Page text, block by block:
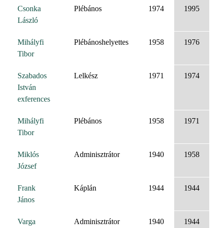
Csonka
László
Plébános 1974 1995
Mihályfi
Tibor
Plébánoshelyettes 1958 1976
Szabados
István
exferences
Lelkész 1971 1974
Mihályfi
Tibor
Plébános 1958 1971
Miklós
József
Adminisztrátor 1940 1958
Frank
János
Káplán 1944 1944
Varga
Adminisztrátor 1940 1944